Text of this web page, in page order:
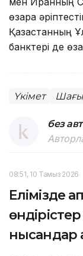
өзара
Қазақстанның
банктері де
Үкімет
без
08:51, 10 Тамыз 2026
Елімізде